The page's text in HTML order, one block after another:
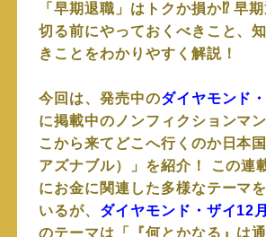
「早期退職」はトクか損か⁉ 早
切る前にやっておくべきこと、
きことをわかりやすく解説！
今回は、発売中のダイヤモンド
に掲載中のノンフィクションマ
こから来てどこへ行くのか日本
アズナブル）」を紹介！ この連
にお金に関連した多様なテーマ
いるが、 ダイヤモンド・ザイ12
のテーマは「『何とかなる』は